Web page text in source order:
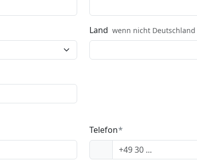
Land wenn nicht Deutschland
Telefon